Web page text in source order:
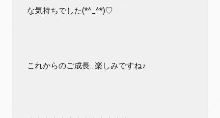
な気持ちでした(*^_^*)♡
これからのご成長…楽しみですね♪